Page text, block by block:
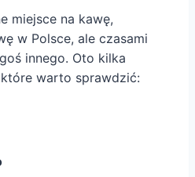
miejsce na kawę,
w Polsce, ale czasami
innego. Oto kilka
warto sprawdzić: